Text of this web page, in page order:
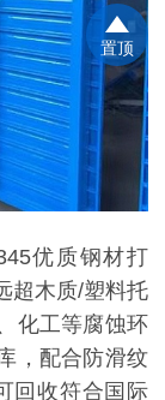
优质钢材打
超木质/塑料托
化工等腐蚀环
，配合防滑纹
回收符合国际
置顶